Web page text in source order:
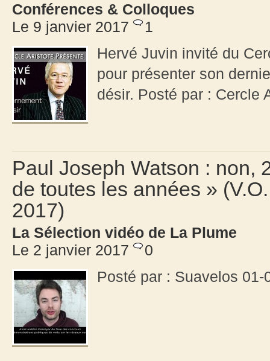
Conférences & Colloques
Le 9 janvier 2017
1
Hervé Juvin invité du
pour présenter son
désir. Posté par : Cercle
Paul Joseph Watson : non,
de toutes les années »
2017)
La Sélection vidéo de La Plume
Le 2 janvier 2017
0
Posté par : Suavelos 01-